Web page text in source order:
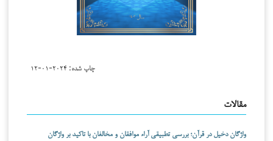
چاپ شده: ۲۰۲۴-۰۱-۱۲
مقالات
واژگان دخیل در قرآن؛ بررسی تطبیقی آراء موافقان و مخالفان با تاکید بر واژگان